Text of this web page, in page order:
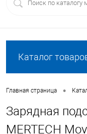
Каталог
Главная страница •
Зарядная
MERTECH